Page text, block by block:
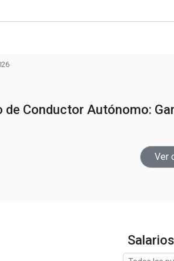
de Conductor Autónomo:
Ver